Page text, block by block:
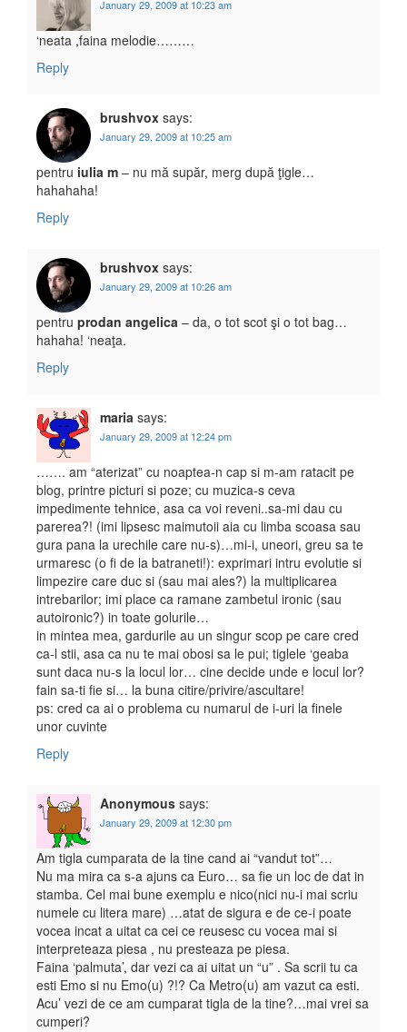
January 29, 2009 at 10:23 am
‘neata ,faina melodie………
Reply
brushvox says:
January 29, 2009 at 10:25 am
pentru iulia m – nu mă supăr, merg după ţigle…
hahahaha!
Reply
brushvox says:
January 29, 2009 at 10:26 am
pentru prodan angelica – da, o tot scot şi o tot bag…
hahaha! ‘neaţa.
Reply
maria says:
January 29, 2009 at 12:24 pm
……. am “aterizat” cu noaptea-n cap si m-am ratacit pe
blog, printre picturi si poze; cu muzica-s ceva
impedimente tehnice, asa ca voi reveni..sa-mi dau cu
parerea?! (imi lipsesc maimutoii aia cu limba scoasa sau
gura pana la urechile care nu-s)…mi-i, uneori, greu sa te
urmaresc (o fi de la batraneti!): exprimari intru evolutie si
limpezire care duc si (sau mai ales?) la multiplicarea
intrebarilor; imi place ca ramane zambetul ironic (sau
autoironic?) in toate golurile…
in mintea mea, gardurile au un singur scop pe care cred
ca-l stii, asa ca nu te mai obosi sa le pui; tiglele ‘geaba
sunt daca nu-s la locul lor… cine decide unde e locul lor?
fain sa-ti fie si… la buna citire/privire/ascultare!
ps: cred ca ai o problema cu numarul de i-uri la finele
unor cuvinte
Reply
Anonymous says:
January 29, 2009 at 12:30 pm
Am tigla cumparata de la tine cand ai “vandut tot”…
Nu ma mira ca s-a ajuns ca Euro… sa fie un loc de dat in
stamba. Cel mai bune exemplu e nico(nici nu-i mai scriu
numele cu litera mare) …atat de sigura e de ce-i poate
vocea incat a uitat ca cei ce reusesc cu vocea mai si
interpreteaza piesa , nu presteaza pe piesa.
Faina ‘palmuta’, dar vezi ca ai uitat un “u” . Sa scrii tu ca
esti Emo si nu Emo(u) ?!? Ca Metro(u) am vazut ca esti.
Acu’ vezi de ce am cumparat tigla de la tine?…mai vrei sa
cumperi?